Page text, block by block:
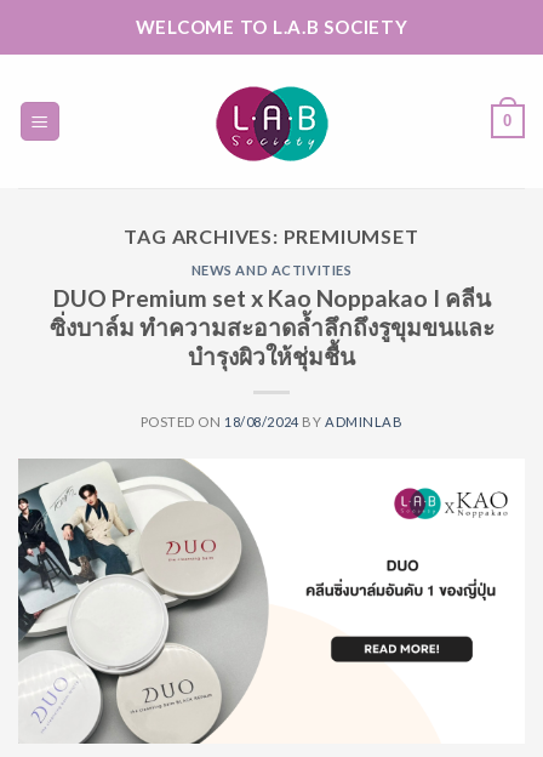
WELCOME TO L.A.B SOCIETY
0
TAG ARCHIVES: PREMIUMSET
NEWS AND ACTIVITIES
DUO Premium set x Kao Noppakao I คลีน
ซิ่งบาล์ม ทำความสะอาดล้ำลึกถึงรูขุมขนและ
บำรุงผิวให้ชุ่มชื้น
POSTED ON 18/08/2024 BY ADMINLAB